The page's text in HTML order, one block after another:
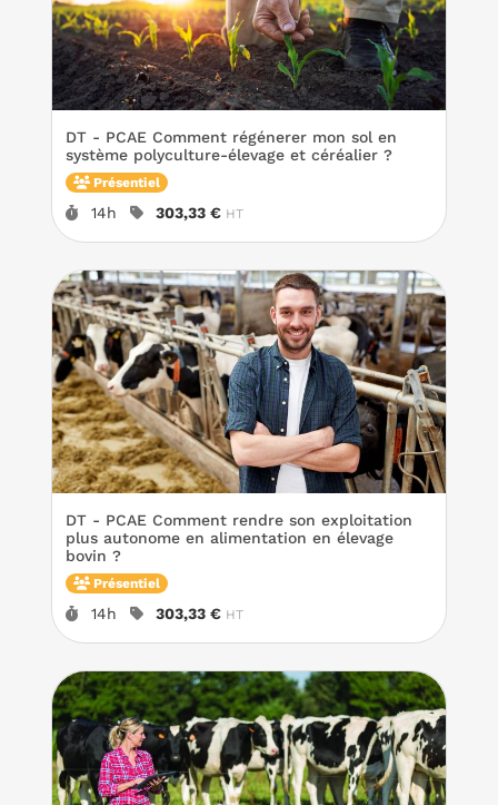
DT - PCAE Comment régénerer mon sol en
système polyculture-élevage et céréalier ?
Présentiel
Durée :
14h Prix :
303,33 € HT
DT - PCAE Comment rendre son exploitation
plus autonome en alimentation en élevage
bovin ?
Présentiel
Durée :
14h Prix :
303,33 € HT